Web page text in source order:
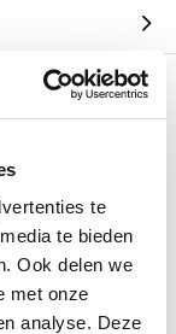
te
te bieden
Ook delen we
met onze
analyse. Deze